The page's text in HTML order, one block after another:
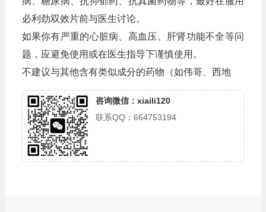
必利劲双效片前与医生讨论。
如果你有严重的心脏病、高血压、肝肾功能不全等问
题，应避免使用或在医生指导下谨慎使用。
不建议与其他含有类似成分的药物（如伟哥、西地
咨询微信：xiaili120
联系QQ：664753194